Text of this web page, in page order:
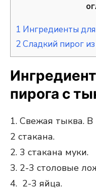
1 Ингредиенты
2Сладкий пирог
пирога с
1. Свежая тыква.
2 стакана.
2. 3 стакана муки.
3. 2-3 столовые
4. 2-3 яйца.